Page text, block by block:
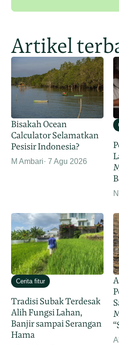
Artikel
Bisakah Ocean
Calculator Selamatkan
Pesisir Indonesia?
M Ambari 7 Agu 2026
Cerita fitur
Tradisi Subak Terdesak
Alih Fungsi Lahan,
Banjir sampai Serangan
Hama